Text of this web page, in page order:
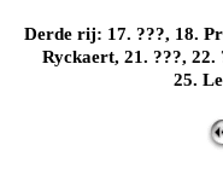
Derde rij: 17. ???, 18.
Ryckaert, 21. ???, 22.
25.